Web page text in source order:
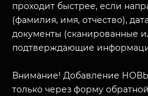
МУЗЕЙНЫЙ
О
проходит быстрее, если
(фамилия, имя, отчество),
документы (сканированные
подтверждающие
Внимание! Добавление
только через форму